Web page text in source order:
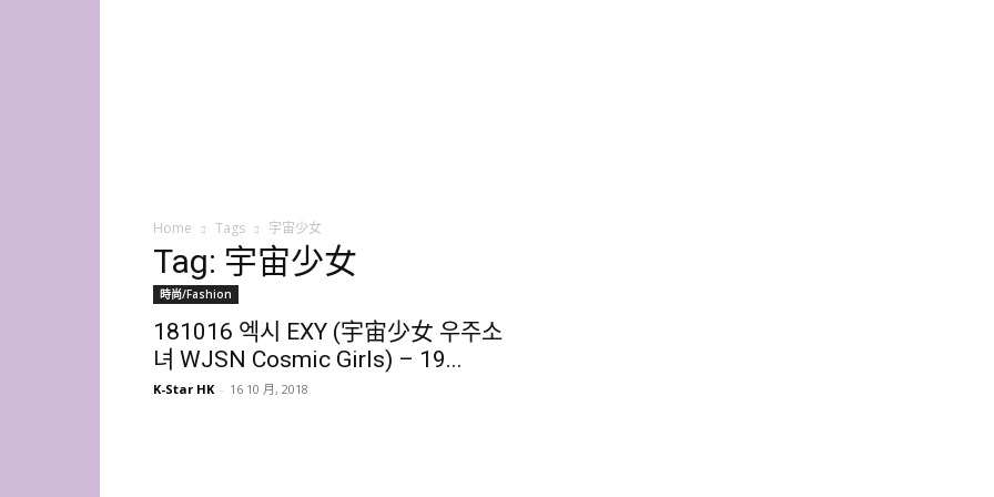
Home Tags 宇宙少女
Tag: 宇宙少女
時尚/Fashion
181016 엑시 EXY (宇宙少女 우주소
녀 WJSN Cosmic Girls) – 19...
K-Star HK - 16 10 月, 2018